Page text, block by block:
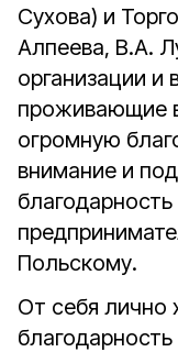
Сухова) и
Алпеева, В.А.
организации и
проживающие
огромную
внимание и
Польскому.
От себя лично